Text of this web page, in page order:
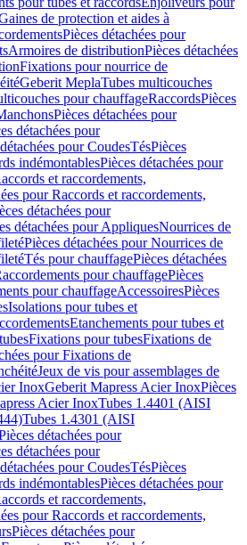
de protection et aides à
Pièces détachées pour
Armoires de distributionPièces détachées
Fixations pour nourrice de
Geberit MeplaTubes multicouches
pour chauffageRaccordsPièces
Pièces détachées pour
détachées pour
pour CoudesTésPièces
indémontablesPièces détachées pour
et raccordements,
pour Raccords et raccordements,
détachées pour
détachées pour AppliquesNourrices de
Pièces détachées pour Nourrices de
Tés pour chauffagePièces détachées
pour chauffagePièces
pour chauffageAccessoiresPièces
Isolations pour tubes et
Etanchements pour tubes et
Fixations pour tubesFixations de
pour Fixations de
Jeux de vis pour assemblages de
InoxGeberit Mapress Acier InoxPièces
Acier InoxTubes 1.4401 (AISI
Tubes 1.4301 (AISI
détachées pour
détachées pour
pour CoudesTésPièces
indémontablesPièces détachées pour
et raccordements,
pour Raccords et raccordements,
Pièces détachées pour